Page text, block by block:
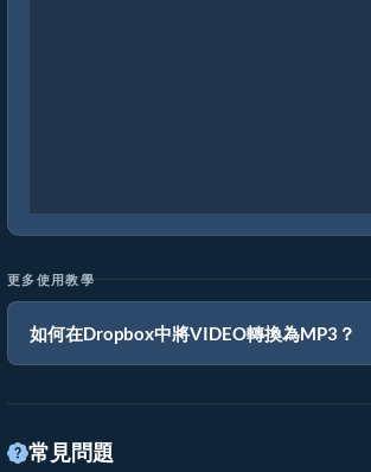
更多使用教學
如何在Dropbox中將VIDEO轉換為MP3？
常見問題